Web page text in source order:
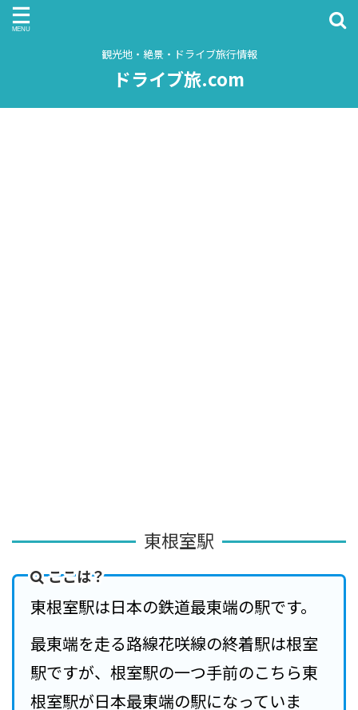
観光地・絶景・ドライブ旅行情報
ドライブ旅.com
東根室駅
ここは？
東根室駅は日本の鉄道最東端の駅です。
最東端を走る路線花咲線の終着駅は根室
駅ですが、根室駅の一つ手前のこちら東
根室駅が日本最東端の駅になっていま